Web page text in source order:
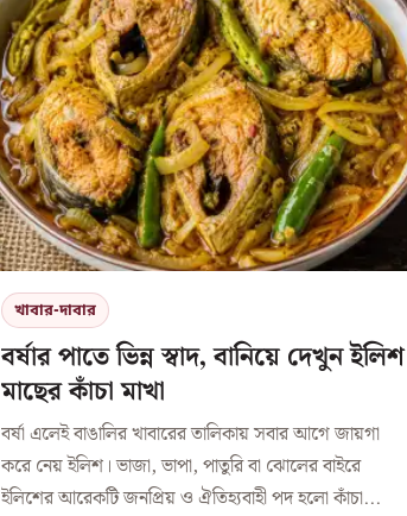
খাবার-দাবার
বর্ষার পাতে ভিন্ন স্বাদ, বানিয়ে দেখুন ইলিশ
মাছের কাঁচা মাখা
বর্ষা এলেই বাঙালির খাবারের তালিকায় সবার আগে জায়গা
করে নেয় ইলিশ। ভাজা, ভাপা, পাতুরি বা ঝোলের বাইরে
ইলিশের আরেকটি জনপ্রিয় ও ঐতিহ্যবাহী পদ হলো কাঁচা...